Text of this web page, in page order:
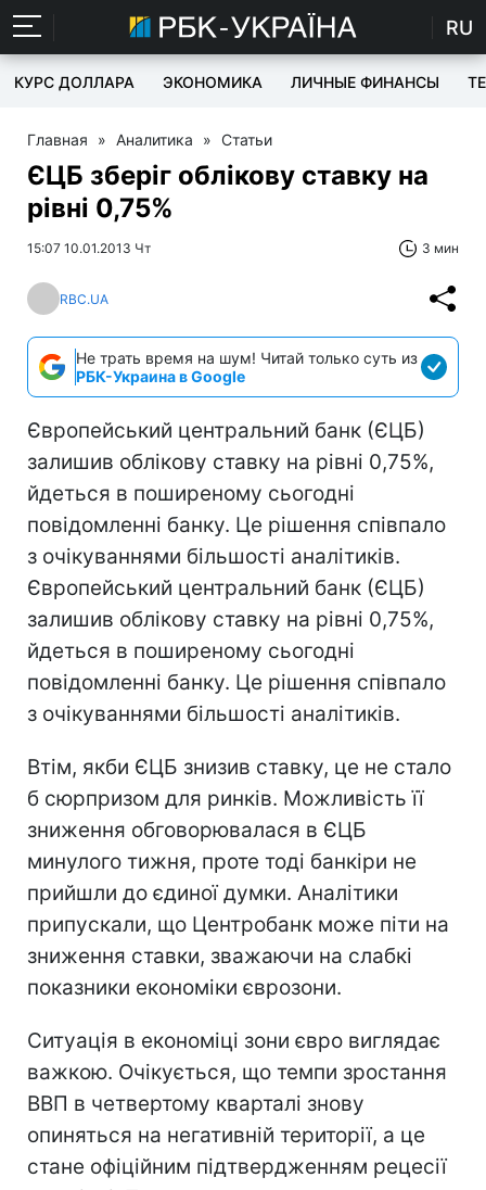
RU
КУРС ДОЛЛАРА ЭКОНОМИКА ЛИЧНЫЕ ФИНАНСЫ
Главная » Аналитика » Статьи
ЄЦБ зберіг облікову ставку на
рівні 0,75%
15:07 10.01.2013 Чт 3 мин
RBC.UA
Не трать время на шум! Читай только суть из
РБК-Украина в Google
Європейський центральний банк (ЄЦБ)
залишив облікову ставку на рівні 0,75%,
йдеться в поширеному сьогодні
повідомленні банку. Це рішення співпало
з очікуваннями більшості аналітиків.
Європейський центральний банк (ЄЦБ)
залишив облікову ставку на рівні 0,75%,
йдеться в поширеному сьогодні
повідомленні банку. Це рішення співпало
з очікуваннями більшості аналітиків.
Втім, якби ЄЦБ знизив ставку, це не стало
б сюрпризом для ринків. Можливість її
зниження обговорювалася в ЄЦБ
минулого тижня, проте тоді банкіри не
прийшли до єдиної думки. Аналітики
припускали, що Центробанк може піти на
зниження ставки, зважаючи на слабкі
показники економіки єврозони.
Ситуація в економіці зони євро виглядає
важкою. Очікується, що темпи зростання
ВВП в четвертому кварталі знову
опиняться на негативній території, а це
стане офіційним підтвердженням рецесії